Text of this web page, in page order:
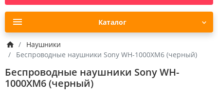
Каталог
Наушники
Беспроводные наушники Sony WH-1000XM6 (черный)
Беспроводные наушники Sony WH-
1000XM6 (черный)